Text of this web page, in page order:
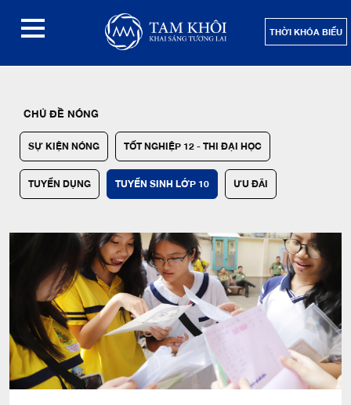
THỜI KHÓA BIỂU
CHỦ ĐỀ NÓNG
SỰ KIỆN NÓNG TỐT NGHIỆP 12 - THI ĐẠI HỌC
TUYỂN DỤNG TUYỂN SINH LỚP 10 ƯU ĐÃI